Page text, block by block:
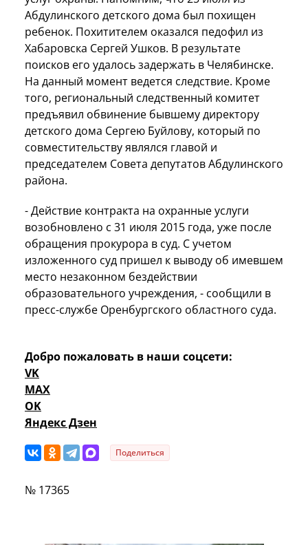
Абдулинского детского дома был похищен
ребенок. Похитителем оказался педофил из
Хабаровска Сергей Ушков. В результате
поисков его удалось задержать в Челябинске.
На данный момент ведется следствие. Кроме
того, региональный следственный комитет
предъявил обвинение бывшему директору
детского дома Сергею Буйлову, который по
совместительству являлся главой и
председателем Совета депутатов Абдулинского
района.
- Действие контракта на охранные услуги
возобновлено с 31 июля 2015 года, уже после
обращения прокурора в суд. С учетом
изложенного суд пришел к выводу об имевшем
место незаконном бездействии
образовательного учреждения, - сообщили в
пресс-службе Оренбургского областного суда.
Добро пожаловать в наши соцсети:
VK
MAX
OK
Яндекс Дзен
Поделиться
№ 17365